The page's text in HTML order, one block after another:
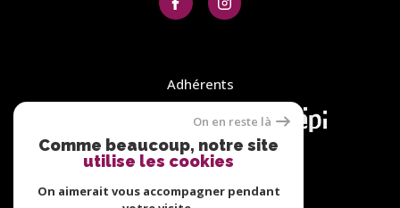
Adhérents
On en reste là
Comme beaucoup, notre site
utilise les cookies
On aimerait vous accompagner pendant